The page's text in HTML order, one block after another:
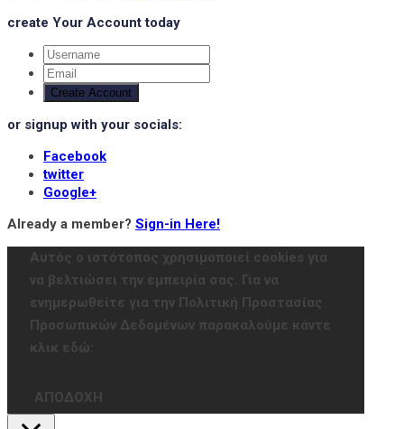
create Your Account today
Create Account
or signup with your socials:
Facebook
twitter
Google+
Already a member? Sign-in Here!
Αυτός ο ιστότοπος χρησιμοποιεί cookies για
να βελτιώσει την εμπειρία σας. Για να
ενημερωθείτε για την Πολιτική Προστασίας
Προσωπικών Δεδομένων παρακαλούμε κάντε
κλικ εδώ:
ΑΠΟΔΟΧΗ